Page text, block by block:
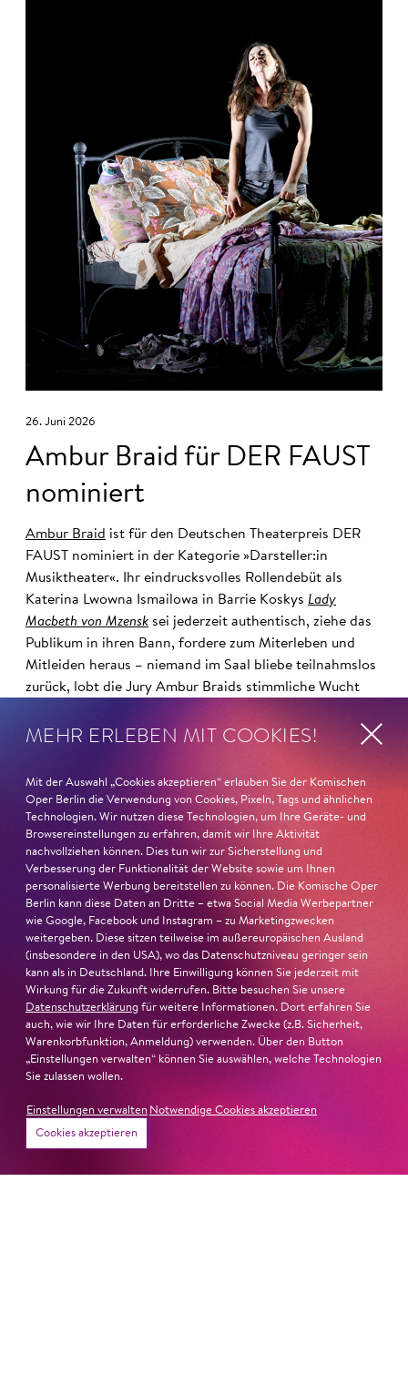
26. Juni 2026
Ambur Braid für DER FAUST
nominiert
Ambur Braid ist für den Deutschen Theaterpreis DER
FAUST nominiert in der Kategorie »Darsteller:in
Musiktheater«. Ihr eindrucksvolles Rollendebüt als
Katerina Lwowna Ismailowa in Barrie Koskys Lady
Macbeth von Mzensk sei jederzeit authentisch, ziehe das
Publikum in ihren Bann, fordere zum Miterleben und
Mitleiden heraus – niemand im Saal bliebe teilnahmslos
zurück, lobt die Jury Ambur Braids stimmliche Wucht
sind Auflehnung und Verletzlichkeit ebenso nachfühlbar
wie die verzweifelte Einsamkeit ihrer Figur.«Jury-
Begründung
Paradies und Abgrund
MEHR ERLEBEN MIT COOKIES!
Mit der Auswahl „Cookies akzeptieren“ erlauben Sie der Komischen
Oper Berlin die Verwendung von Cookies, Pixeln, Tags und ähnlichen
Technologien. Wir nutzen diese Technologien, um Ihre Geräte- und
Browsereinstellungen zu erfahren, damit wir Ihre Aktivität
nachvollziehen können. Dies tun wir zur Sicherstellung und
Verbesserung der Funktionalität der Website sowie um Ihnen
personalisierte Werbung bereitstellen zu können. Die Komische Oper
Berlin kann diese Daten an Dritte – etwa Social Media Werbepartner
wie Google, Facebook und Instagram – zu Marketingzwecken
weitergeben. Diese sitzen teilweise im außereuropäischen Ausland
(insbesondere in den USA), wo das Datenschutzniveau geringer sein
kann als in Deutschland. Ihre Einwilligung können Sie jederzeit mit
Wirkung für die Zukunft widerrufen. Bitte besuchen Sie unsere
Datenschutzerklärung für weitere Informationen. Dort erfahren Sie
auch, wie wir Ihre Daten für erforderliche Zwecke (z.B. Sicherheit,
Warenkorbfunktion, Anmeldung) verwenden. Über den Button
„Einstellungen verwalten“ können Sie auswählen, welche Technologien
Sie zulassen wollen.
Einstellungen verwalten Notwendige Cookies akzeptieren
Cookies akzeptieren